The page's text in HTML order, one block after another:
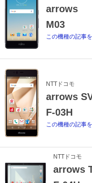
arrows
M03
この機種の記事
NTTドコモ
arrows
F-03H
この機種の記事
NTTドコモ
arrows